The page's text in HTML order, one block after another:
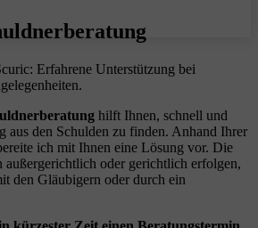
Erfahrene Unterstützung bei
hilft Ihnen, schnell und
aus den Schulden zu finden. Anhand Ihrer
ich mit Ihnen eine Lösung vor. Die
außergerichtlich oder gerichtlich erfolgen,
den Gläubigern oder durch ein